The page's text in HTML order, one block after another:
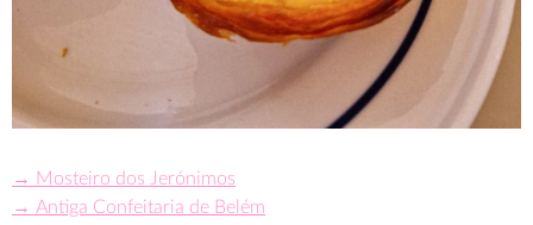
→ Mosteiro dos Jerónimos
→ Antiga Confeitaria de Belém